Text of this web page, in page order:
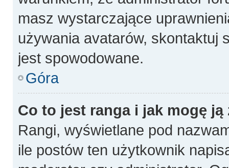
masz wystarczające
używania avatarów, skontaktuj
jest spowodowane.
Góra
Co to jest ranga i jak mogę ją
Rangi, wyświetlane pod
ile postów ten użytkownik